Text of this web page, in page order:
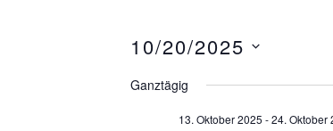
10/20/2025
wählen.
Ganztägig
13. Oktober 2025 -24. Oktober